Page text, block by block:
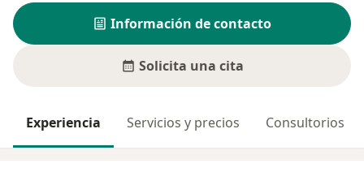
Información de contacto
Solicita una cita
Experiencia Servicios y precios Consultorios